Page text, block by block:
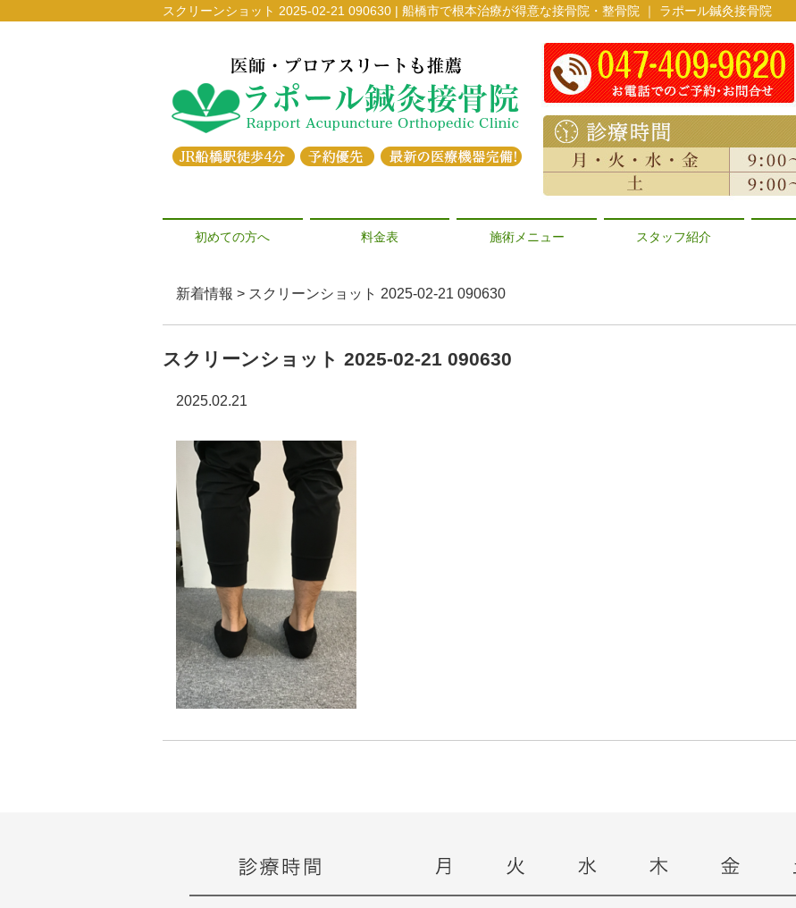
スクリーンショット 2025-02-21 090630 | 船橋市で根本治療が得意な接骨院・整骨院 ｜ ラポール鍼灸接骨院
初めての方へ 料金表 施術メニュー スタッフ紹介
新着情報 > スクリーンショット 2025-02-21 090630
スクリーンショット 2025-02-21 090630
2025.02.21